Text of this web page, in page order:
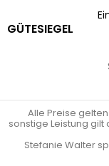
GÜTESIEGEL
Alle Preise
sonstige Leistung
Stefanie Walter